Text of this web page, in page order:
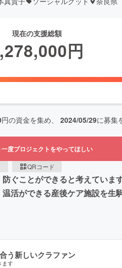
現在の支援総額
円
円の資金を集め、 2024/05/29に募集
一度プロジェクトをやってほしい
QRコード
ぐことができると考えていま
活ができる産後ケア施設を
う新しいクラファン
ます